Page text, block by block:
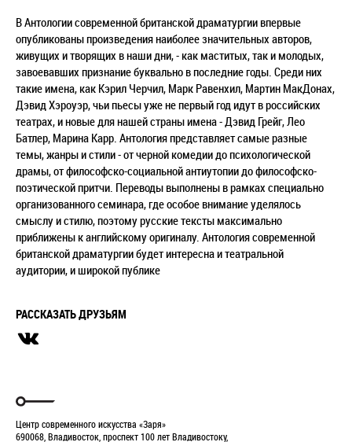
В Антологии современной британской драматургии впервые
опубликованы произведения наиболее значительных авторов,
живущих и творящих в наши дни, - как маститых, так и молодых,
завоевавших признание буквально в последние годы. Среди них
такие имена, как Кэрил Черчил, Марк Равенхил, Мартин МакДонах,
Дэвид Хэроуэр, чьи пьесы уже не первый год идут в российских
театрах, и новые для нашей страны имена - Дэвид Грейг, Лео
Батлер, Марина Карр. Антология представляет самые разные
темы, жанры и стили - от черной комедии до психологической
драмы, от философско-социальной антиутопии до философско-
поэтической притчи. Переводы выполнены в рамках специально
организованного семинара, где особое внимание уделялось
смыслу и стилю, поэтому русские тексты максимально
приближены к английскому оригиналу. Антология современной
британской драматургии будет интересна и театральной
аудитории, и широкой публике
РАССКАЗАТЬ ДРУЗЬЯМ
Центр современного искусства «Заря»
690068, Владивосток, проспект 100 лет Владивостоку,